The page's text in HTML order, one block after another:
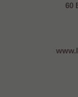
60